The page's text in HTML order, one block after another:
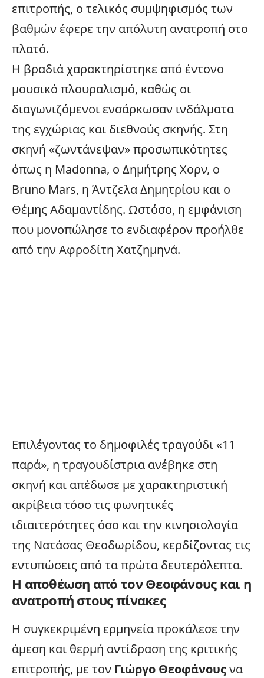
επιτροπής, ο τελικός συμψηφισμός των
βαθμών έφερε την απόλυτη ανατροπή στο
πλατό.
Η βραδιά χαρακτηρίστηκε από έντονο
μουσικό πλουραλισμό, καθώς οι
διαγωνιζόμενοι ενσάρκωσαν ινδάλματα
της εγχώριας και διεθνούς σκηνής. Στη
σκηνή «ζωντάνεψαν» προσωπικότητες
όπως η Madonna, ο Δημήτρης Χορν, ο
Bruno Mars, η Άντζελα Δημητρίου και ο
Θέμης Αδαμαντίδης. Ωστόσο, η εμφάνιση
που μονοπώλησε το ενδιαφέρον προήλθε
από την Αφροδίτη Χατζημηνά.
Επιλέγοντας το δημοφιλές τραγούδι «11
παρά», η τραγουδίστρια ανέβηκε στη
σκηνή και απέδωσε με χαρακτηριστική
ακρίβεια τόσο τις φωνητικές
ιδιαιτερότητες όσο και την κινησιολογία
της Νατάσας Θεοδωρίδου, κερδίζοντας τις
εντυπώσεις από τα πρώτα δευτερόλεπτα.
Η αποθέωση από τον Θεοφάνους και η
ανατροπή στους πίνακες
Η συγκεκριμένη ερμηνεία προκάλεσε την
άμεση και θερμή αντίδραση της κριτικής
επιτροπής, με τον Γιώργο Θεοφάνουςνα